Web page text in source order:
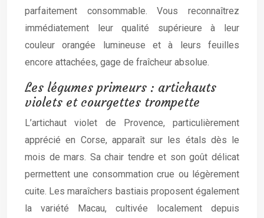
parfaitement consommable. Vous reconnaîtrez
immédiatement leur qualité supérieure à leur
couleur orangée lumineuse et à leurs feuilles
encore attachées, gage de fraîcheur absolue.
Les légumes primeurs : artichauts
violets et courgettes trompette
L’artichaut violet de Provence, particulièrement
apprécié en Corse, apparaît sur les étals dès le
mois de mars. Sa chair tendre et son goût délicat
permettent une consommation crue ou légèrement
cuite. Les maraîchers bastiais proposent également
la variété Macau, cultivée localement depuis